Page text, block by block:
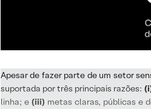
Apesar de fazer parte de um setor
suportada por três principais razões:
linha; e(iii) metas claras, públicas e